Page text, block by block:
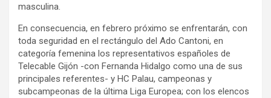
masculina.
En consecuencia, en febrero próximo se enfrentarán, con
toda seguridad en el rectángulo del Ado Cantoni, en
categoría femenina los representativos españoles de
Telecable Gijón -con Fernanda Hidalgo como una de sus
principales referentes- y HC Palau, campeonas y
subcampeonas de la última Liga Europea; con los elencos